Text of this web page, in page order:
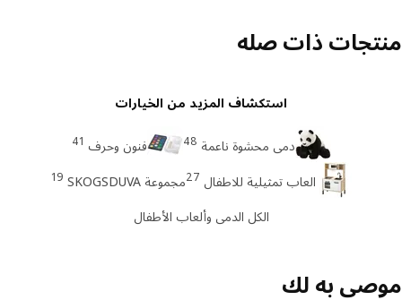
ذات صله
استكشاف المزيد من الخيارات
دمى محشوة ناعمة 48 فنون وحرف 41
العاب تمثيلية للاطفال 27 مجموعة SKOGSDUVA 19
الكل الدمى وألعاب الأطفال
به لك